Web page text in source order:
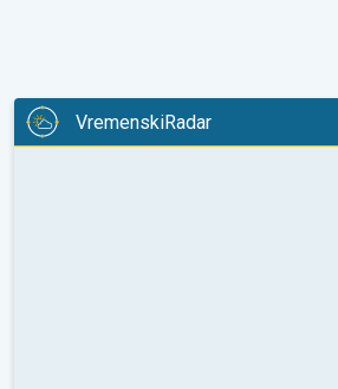
VremenskiRadar